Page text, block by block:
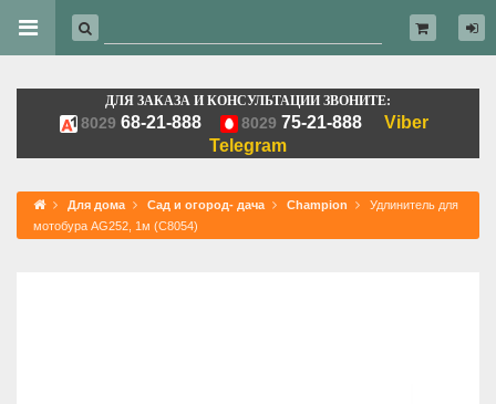
ДЛЯ ЗАКАЗА И КОНСУЛЬТАЦИИ ЗВОНИТЕ:
8029 68-21-888 8029 75-21-888
Viber
Telegram
Для дома Сад и огород- дача Champion
Удлинитель для
мотобура AG252, 1м (C8054)